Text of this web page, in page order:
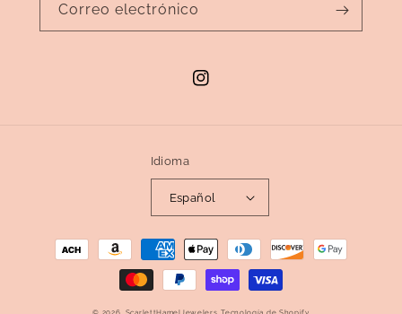
Correo electrónico
Instagram
Idioma
Español
Formas
© 2026, ScarlettHamelJewelers Tecnología de Shopify